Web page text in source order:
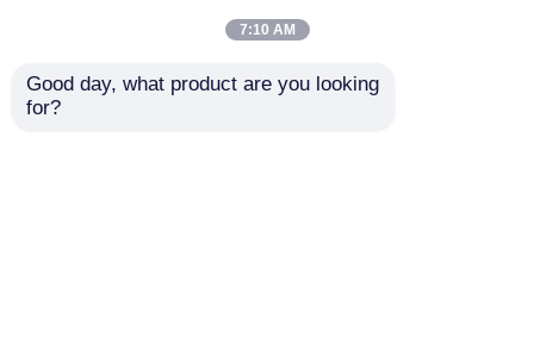
7:10 AM
Good day, what product are you looking
for?